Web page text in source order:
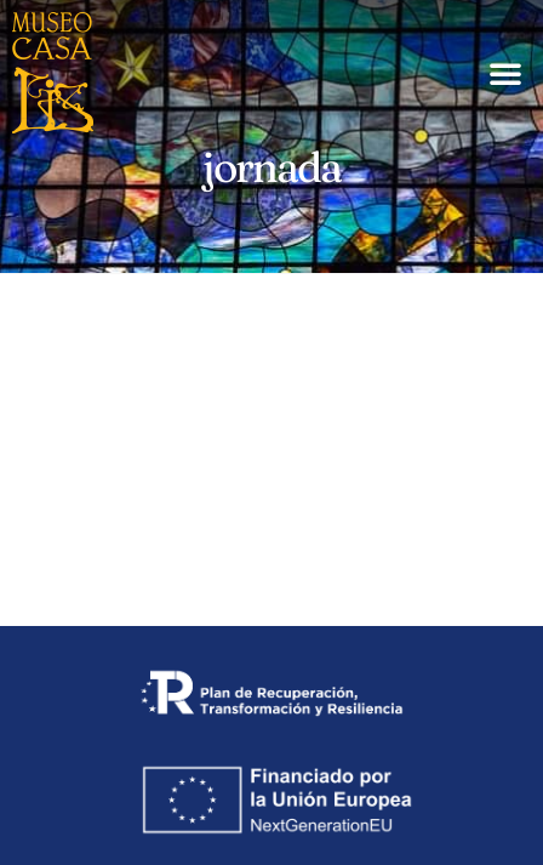
jornada